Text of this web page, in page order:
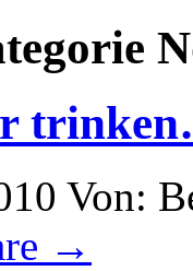
Von:
→